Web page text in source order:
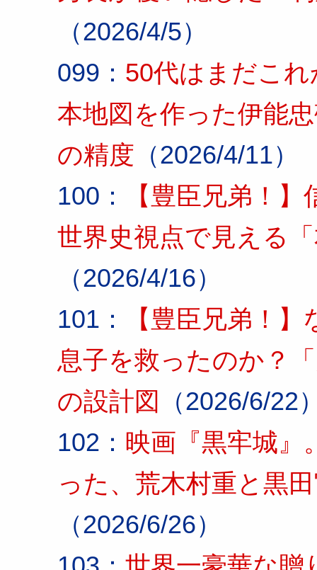
（2026/4/5）
099： 50代はまだこ
本地図を作った伊能
の精度 （2026/4/11）
100：
【豊臣兄弟！
世界史視点で見える
（2026/4/16）
101：
【豊臣兄弟！
息子を救ったのか？
の設計図
（2026/6/22
102： 映画『黒牢城』
った、荒木村重と黒
（2026/6/26）